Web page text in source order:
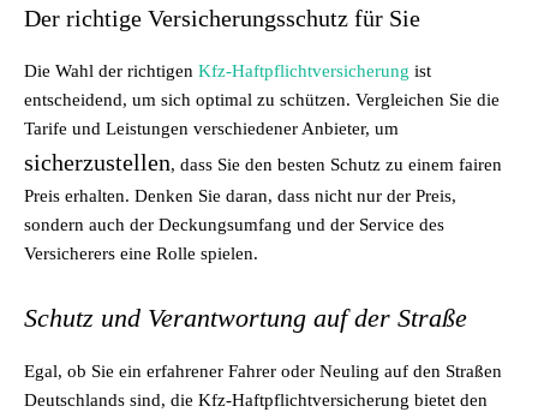
Der richtige Versicherungsschutz für Sie
Die Wahl der richtigen Kfz-Haftpflichtversicherung ist
entscheidend, um sich optimal zu schützen. Vergleichen Sie die
Tarife und Leistungen verschiedener Anbieter, um
sicherzustellen, dass Sie den besten Schutz zu einem fairen
Preis erhalten. Denken Sie daran, dass nicht nur der Preis,
sondern auch der Deckungsumfang und der Service des
Versicherers eine Rolle spielen.
Schutz und Verantwortung auf der Straße
Egal, ob Sie ein erfahrener Fahrer oder Neuling auf den Straßen
Deutschlands sind, die Kfz-Haftpflichtversicherung bietet den